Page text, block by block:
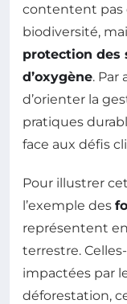
contentent pas
biodiversité,
protection des
d’oxygène. Par
d’orienter la
pratiques
face aux défis
Pour illustrer
l’exemple des
représentent
terrestre.
impactées par
déforestation,